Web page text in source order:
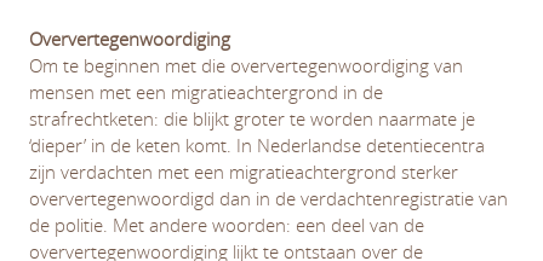
Oververtegenwoordiging
Om te beginnen met die oververtegenwoordiging van
mensen met een migratieachtergrond in de
strafrechtketen: die blijkt groter te worden naarmate je
‘dieper’ in de keten komt. In Nederlandse detentiecentra
zijn verdachten met een migratieachtergrond sterker
oververtegenwoordigd dan in de verdachtenregistratie van
de politie. Met andere woorden: een deel van de
oververtegenwoordiging lijkt te ontstaan over de